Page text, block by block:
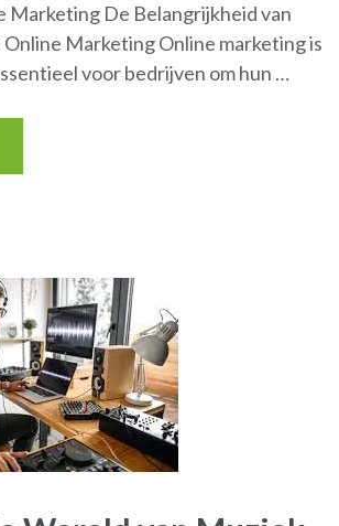
Marketing De Belangrijkheid van
Marketing Online marketing is
voor bedrijven om hun …